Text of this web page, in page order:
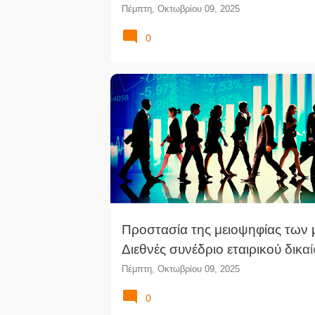
καταβολής ασφαλίστρων (ΣτΚ)
Πέμπτη, Οκτωβρίου 09, 2025
0
Προστασία της μειοψηφίας των
Διεθνές συνέδριο εταιρικού
Πανεπιστήμιο Κύπρου
Πέμπτη, Οκτωβρίου 09, 2025
0